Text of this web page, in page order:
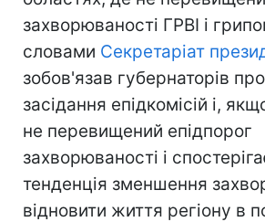
захворюваності ГРВІ і
словами Секретаріат
зобов'язав губернаторів
засідання епідкомісій і,
не перевищений епідпорог
захворюваності і
тенденція зменшення
відновити життя регіону в